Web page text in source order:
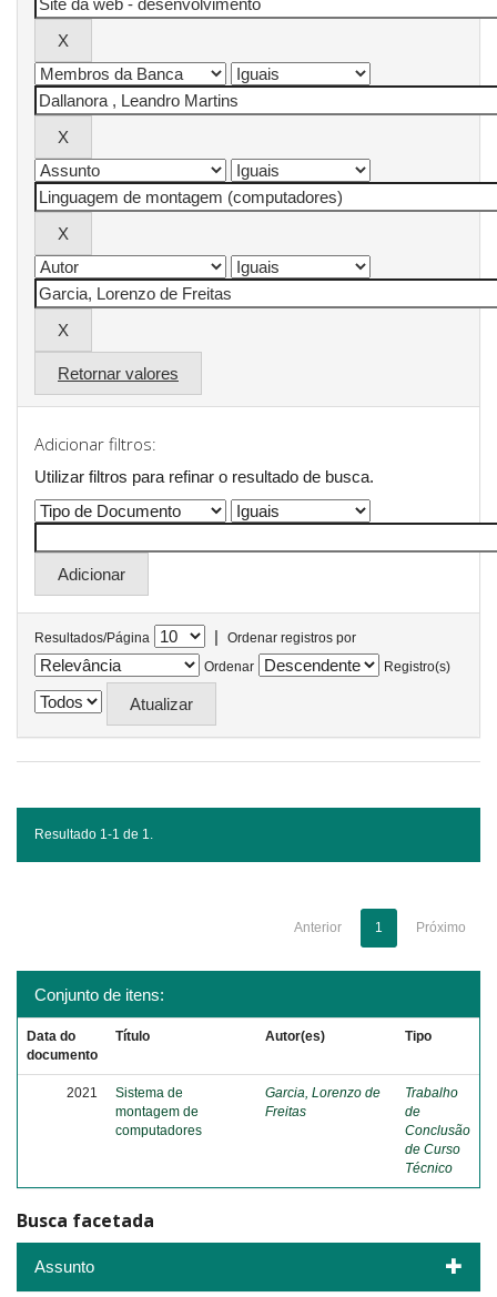
Retornar valores
Adicionar filtros:
Utilizar filtros para refinar o resultado de busca.
Resultados/Página |
Ordenar registros por
Ordenar
Registro(s)
Resultado 1-1 de 1.
Anterior 1 Próximo
Conjunto de itens:
Data do
documento
Título Autor(es) Tipo
2021
Sistema de
montagem de
computadores
Garcia, Lorenzo de
Freitas
Trabalho
de
Conclusão
de Curso
Técnico
Busca facetada
Assunto